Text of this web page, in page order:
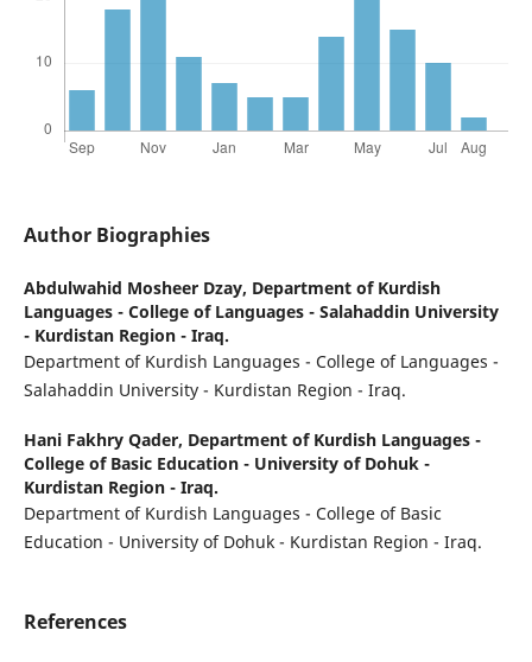
Author Biographies
Abdulwahid Mosheer Dzay, Department of Kurdish
Languages - College of Languages - Salahaddin University
- Kurdistan Region - Iraq.
Department of Kurdish Languages - College of Languages -
Salahaddin University - Kurdistan Region - Iraq.
Hani Fakhry Qader, Department of Kurdish Languages -
College of Basic Education - University of Dohuk -
Kurdistan Region - Iraq.
Department of Kurdish Languages - College of Basic
Education - University of Dohuk - Kurdistan Region - Iraq.
References